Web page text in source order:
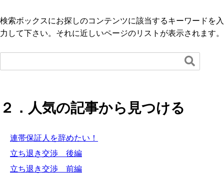
検索ボックスにお探しのコンテンツに該当するキーワードを入
力して下さい。それに近しいページのリストが表示されます。

２．人気の記事から見つける
連帯保証人を辞めたい！
立ち退き交渉 後編
立ち退き交渉 前編